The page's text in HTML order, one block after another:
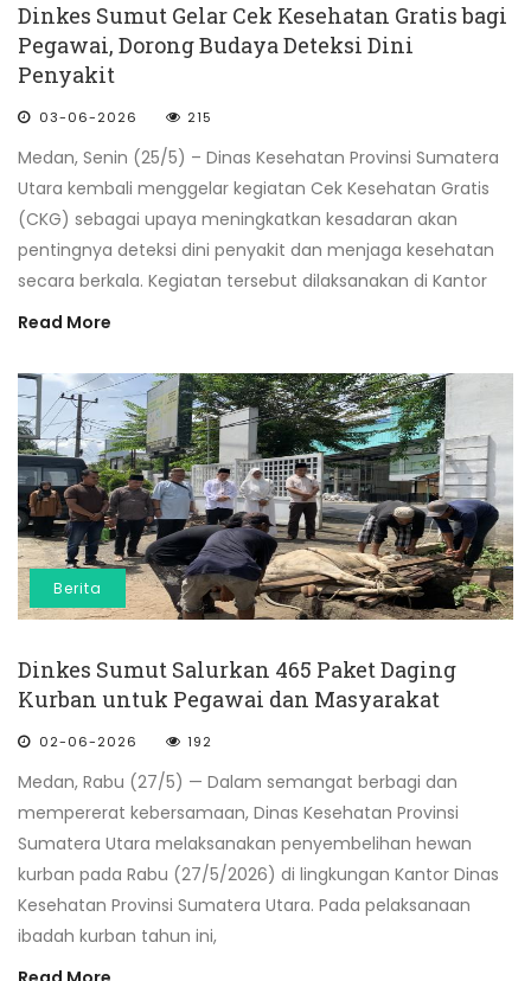
Dinkes Sumut Gelar Cek Kesehatan Gratis bagi
Pegawai, Dorong Budaya Deteksi Dini
Penyakit
03-06-2026 215
Medan, Senin (25/5) – Dinas Kesehatan Provinsi Sumatera
Utara kembali menggelar kegiatan Cek Kesehatan Gratis
(CKG) sebagai upaya meningkatkan kesadaran akan
pentingnya deteksi dini penyakit dan menjaga kesehatan
secara berkala. Kegiatan tersebut dilaksanakan di Kantor
Read More
Berita
Dinkes Sumut Salurkan 465 Paket Daging
Kurban untuk Pegawai dan Masyarakat
02-06-2026 192
Medan, Rabu (27/5) — Dalam semangat berbagi dan
mempererat kebersamaan, Dinas Kesehatan Provinsi
Sumatera Utara melaksanakan penyembelihan hewan
kurban pada Rabu (27/5/2026) di lingkungan Kantor Dinas
Kesehatan Provinsi Sumatera Utara. Pada pelaksanaan
ibadah kurban tahun ini,